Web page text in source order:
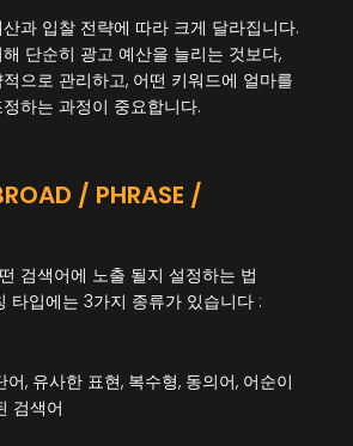
과 입찰 전략에 따라 크게 달라집니다.
단순히 광고 예산을 늘리는 것보다,
으로 관리하고, 어떤 키워드에 얼마를
하는 과정이 중요합니다.
/ PHRASE /
검색어에 노출 될지 설정하는 법
타입에는 3가지 종류가 있습니다 :
, 유사한 표현, 복수형, 동의어, 어순이
검색어